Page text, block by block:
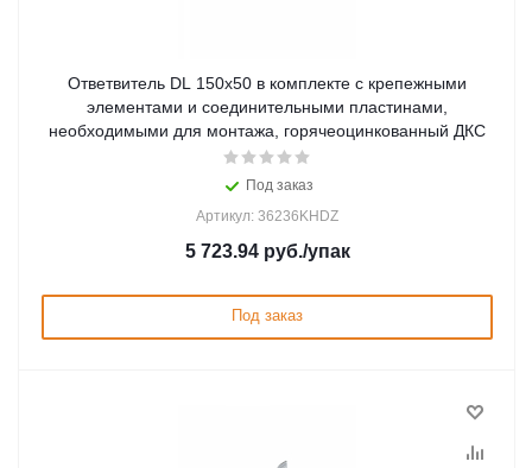
Ответвитель DL 150х50 в комплекте с крепежными
элементами и соединительными пластинами,
необходимыми для монтажа, горячеоцинкованный ДКС
Под заказ
Артикул: 36236KHDZ
5 723.94руб./упак
Под заказ